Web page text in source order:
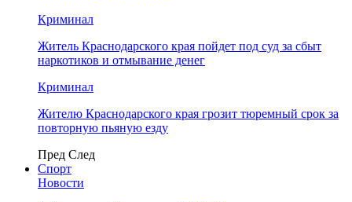
Криминал
Житель Краснодарского края пойдет под суд за сбыт
наркотиков и отмывание денег
Криминал
Жителю Краснодарского края грозит тюремный срок за
повторную пьяную езду
Пред След
Спорт
Новости